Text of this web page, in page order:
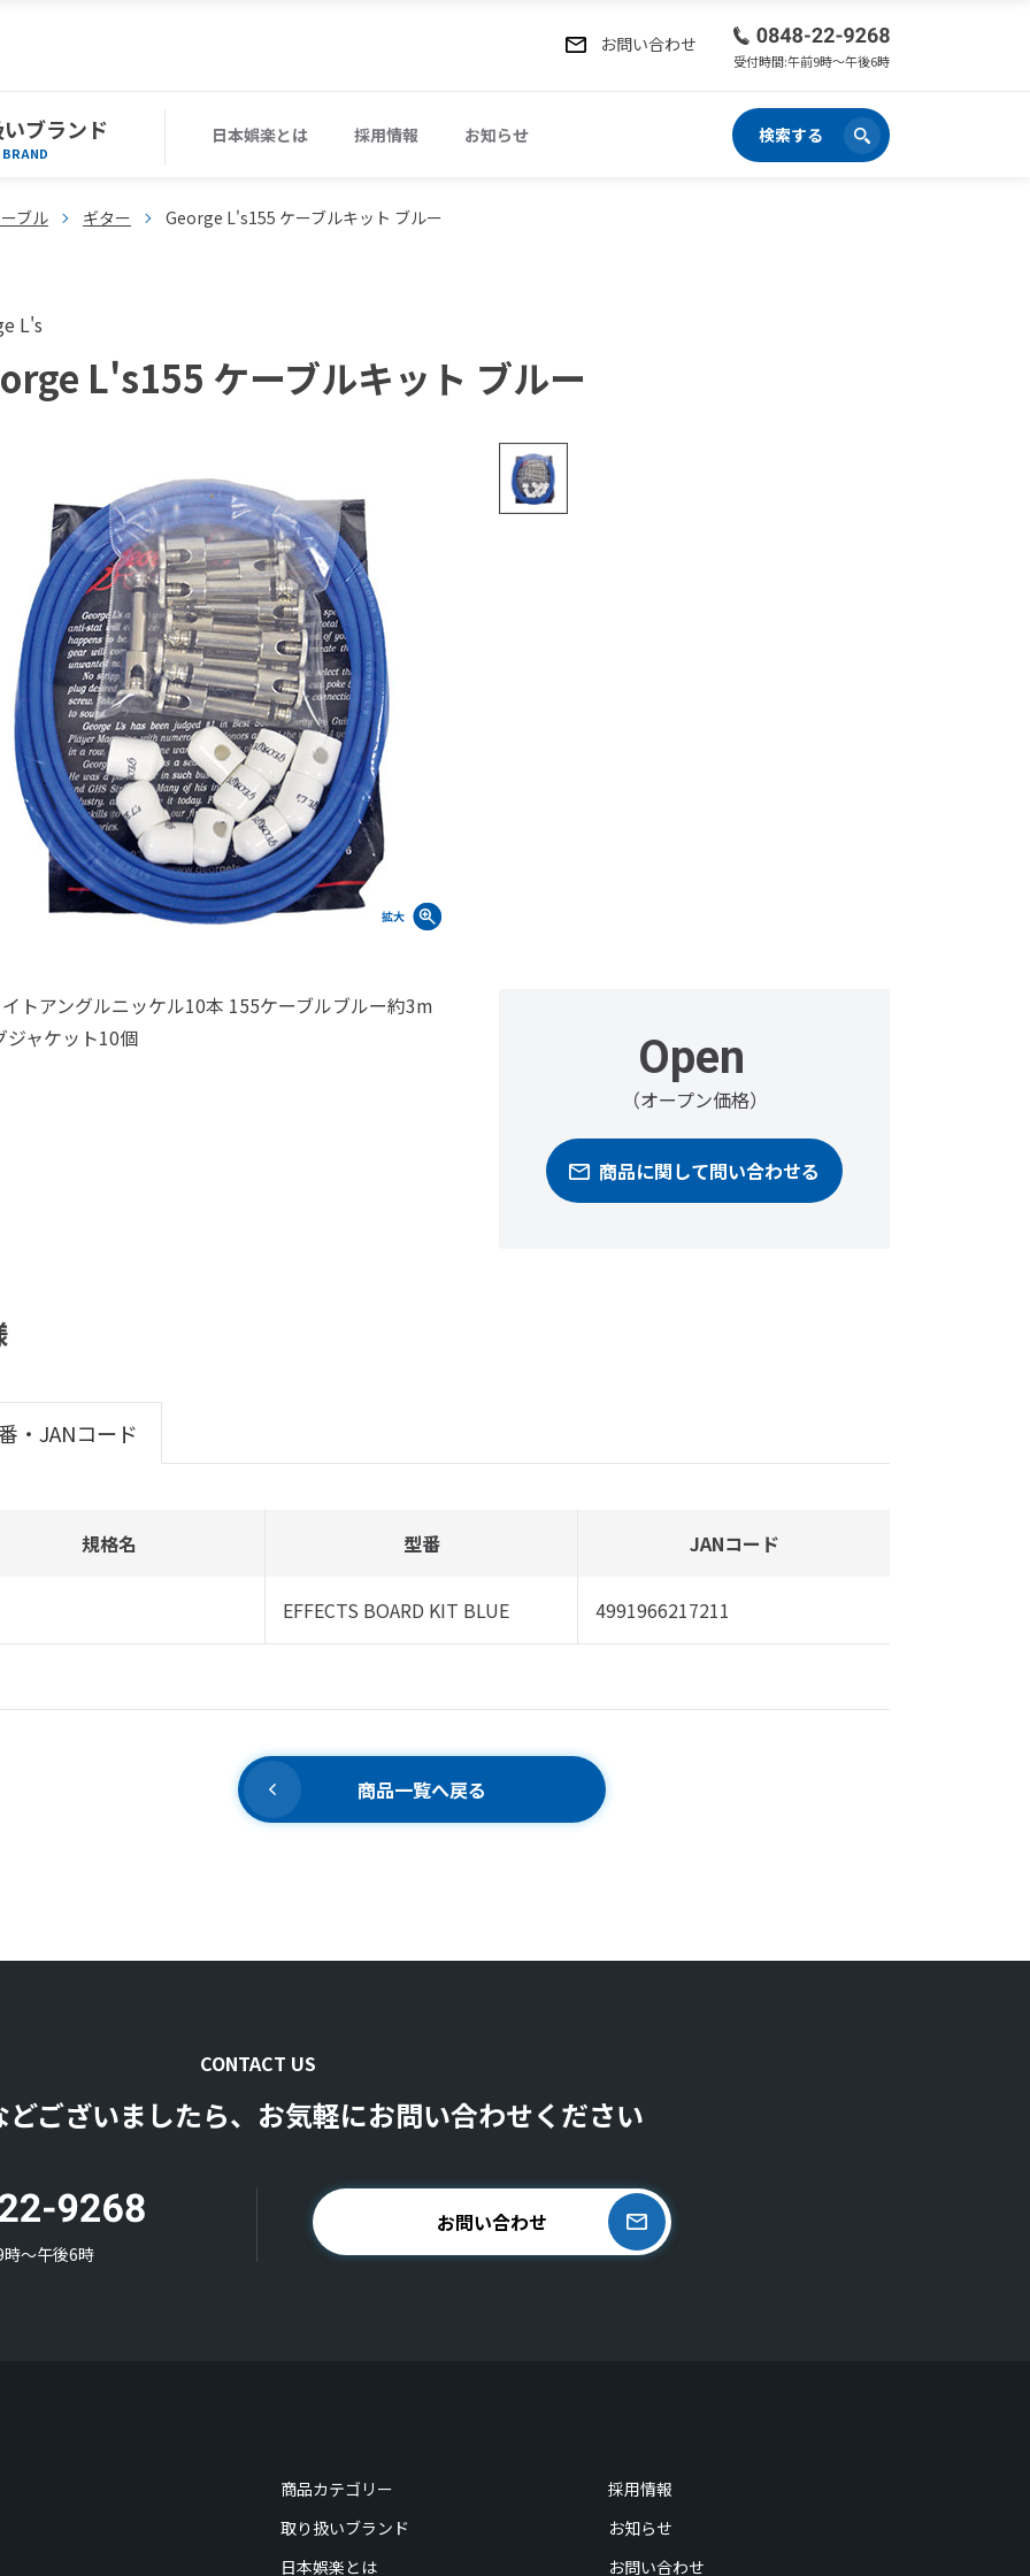
お問い合わせ
受付時間:午前9時〜午後6時
ブランド
BRAND
日本娯楽とは 採用情報 お知らせ 検索する
ブル ギター George L's155 ケーブルキット ブルー
L's
L's155 ケーブルキット ブルー
トアングルニッケル10本 155ケーブルブルー約3m
ジャケット10個
Open
（オープン価格）
商品に関して問い合わせる
・JANコード
規格名 型番 JANコード
EFFECTS BOARD KIT BLUE 4991966217211
商品一覧へ戻る
CONTACT US
ございましたら、お気軽にお問い合わせください
〜午後6時
お問い合わせ
商品カテゴリー
採用情報
取り扱いブランド
お知らせ
日本娯楽とは
お問い合わせ